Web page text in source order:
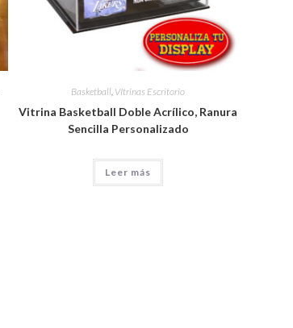
Basketball VItrinas Escritorio
Vitrina Basketball Doble Acrílico, Ranura
Sencilla Personalizado
Leer más